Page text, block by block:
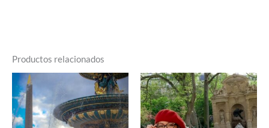
Productos relacionados